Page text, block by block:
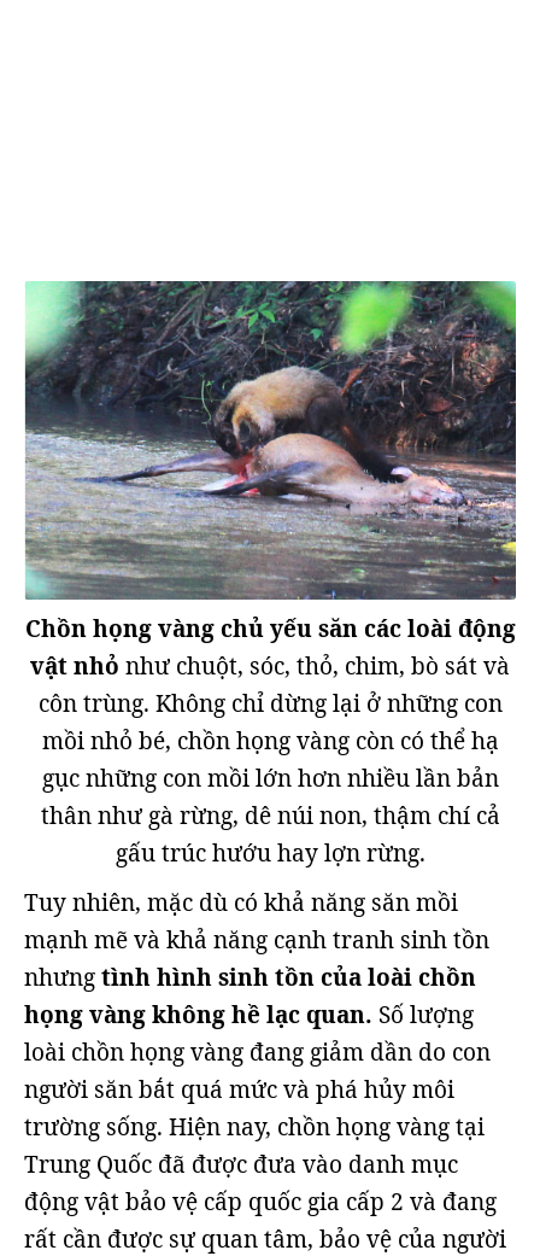
Chồn họng vàng chủ yếu săn các loài động
vật nhỏ như chuột, sóc, thỏ, chim, bò sát và
côn trùng. Không chỉ dừng lại ở những con
mồi nhỏ bé, chồn họng vàng còn có thể hạ
gục những con mồi lớn hơn nhiều lần bản
thân như gà rừng, dê núi non, thậm chí cả
gấu trúc hướu hay lợn rừng.
Tuy nhiên, mặc dù có khả năng săn mồi
mạnh mẽ và khả năng cạnh tranh sinh tồn
nhưngtình hình sinh tồn của loài chồn
họng vàng không hề lạc quan. Số lượng
loài chồn họng vàng đang giảm dần do con
người săn bắt quá mức và phá hủy môi
trường sống. Hiện nay, chồn họng vàng tại
Trung Quốc đã được đưa vào danh mục
động vật bảo vệ cấp quốc gia cấp 2 và đang
rất cần được sự quan tâm, bảo vệ của người